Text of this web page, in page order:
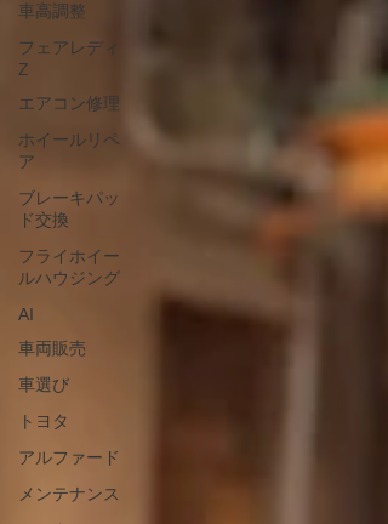
車高調整
フェアレディ
Z
エアコン修理
ホイールリペ
ア
ブレーキパッ
ド交換
フライホイー
ルハウジング
AI
車両販売
車選び
トヨタ
アルファード
メンテナンス